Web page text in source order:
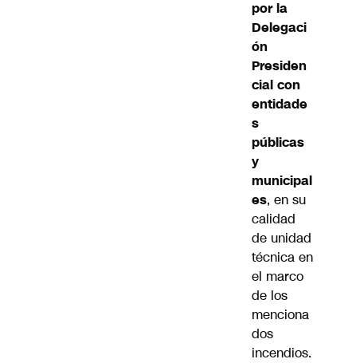
por la
Delegaci
ón
Presiden
cial con
entidade
s
públicas
y
municipal
es, en su
calidad
de unidad
técnica en
el marco
de los
menciona
dos
incendios.